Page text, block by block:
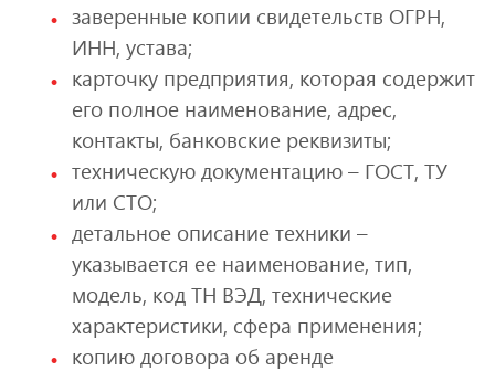
заверенные копии свидетельств ОГРН,
ИНН, устава;
карточку предприятия, которая содержит
его полное наименование, адрес,
контакты, банковские реквизиты;
техническую документацию – ГОСТ, ТУ
или СТО;
детальное описание техники –
указывается ее наименование, тип,
модель, код ТН ВЭД, технические
характеристики, сфера применения;
копию договора об аренде